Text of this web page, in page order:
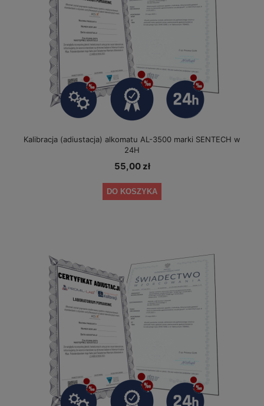
Kalibracja (adiustacja) alkomatu AL-3500 marki SENTECH w
24H
55,00 zł
DO KOSZYKA